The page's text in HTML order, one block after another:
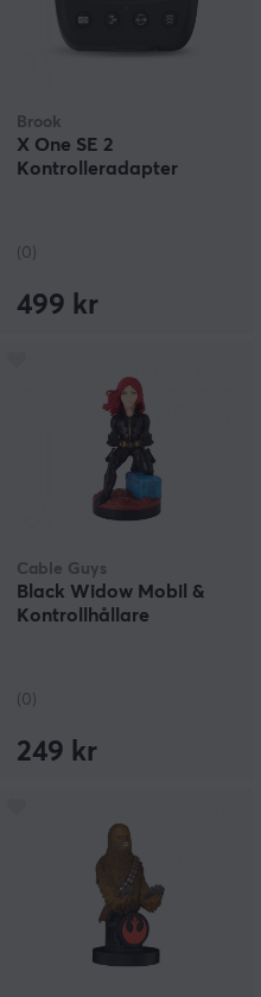
Brook
X One SE 2
Kontrolleradapter
(0)
499 kr
Cable Guys
Black Widow Mobil &
Kontrollhållare
(0)
249 kr